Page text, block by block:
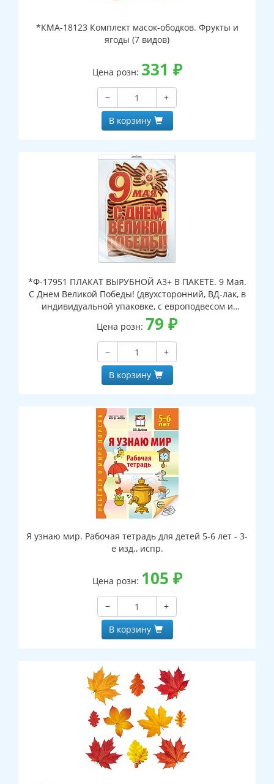
*КМА-18123 Комплект масок-ободков. Фрукты и
ягоды (7 видов)
Цена розн: 331 ₽
−
+
В корзину
*Ф-17951 ПЛАКАТ ВЫРУБНОЙ А3+ В ПАКЕТЕ. 9 Мая.
С Днем Великой Победы! (двухсторонний, ВД-лак, в
индивидуальной упаковке, с европодвесом и
клеевым клапаном)
Цена розн: 79 ₽
−
+
В корзину
Я узнаю мир. Рабочая тетрадь для детей 5-6 лет - 3-
е изд., испр.
Цена розн: 105 ₽
−
+
В корзину